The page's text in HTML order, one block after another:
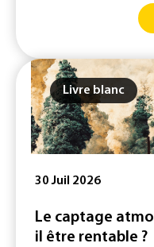
Livre blanc
30 Juil 2026
Le captage
il être rentable ?